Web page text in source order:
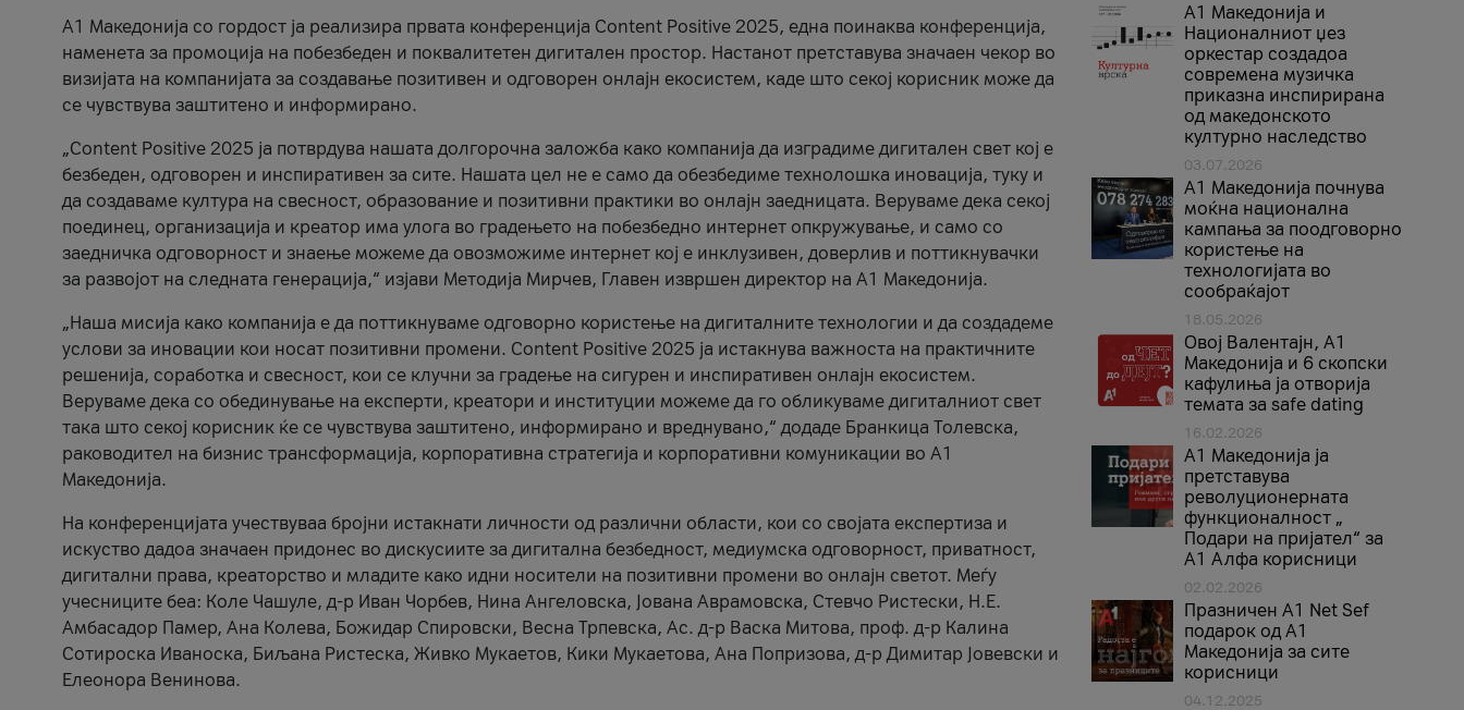
А1 Македонија со гордост ја реализира првата конференција Content Positive 2025, една поинаква конференција,
наменета за промоција на побезбеден и поквалитетен дигитален простор. Настанот претставува значаен чекор во
визијата на компанијата за создавање позитивен и одговорен онлајн екосистем, каде што секој корисник може да
се чувствува заштитено и информирано.
„Content Positive 2025 ја потврдува нашата долгорочна заложба како компанија да изградиме дигитален свет кој е
безбеден, одговорен и инспиративен за сите. Нашата цел не е само да обезбедиме технолошка иновација, туку и
да создаваме култура на свесност, образование и позитивни практики во онлајн заедницата. Веруваме дека секој
поединец, организација и креатор има улога во градењето на побезбедно интернет опкружување, и само со
заедничка одговорност и знаење можеме да овозможиме интернет кој е инклузивен, доверлив и поттикнувачки
за развојот на следната генерација,“ изјави Методија Мирчев, Главен извршен директор на А1 Македонија.
„Наша мисија како компанија е да поттикнуваме одговорно користење на дигиталните технологии и да создадеме
услови за иновации кои носат позитивни промени. Content Positive 2025 ја истакнува важноста на практичните
решенија, соработка и свесност, кои се клучни за градење на сигурен и инспиративен онлајн екосистем.
Веруваме дека со обединување на експерти, креатори и институции можеме да го обликуваме дигиталниот свет
така што секој корисник ќе се чувствува заштитено, информирано и вреднувано,“ додаде Бранкица Толевска,
раководител на бизнис трансформација, корпоративна стратегија и корпоративни комуникации во А1
Македонија.
На конференцијата учествуваа бројни истакнати личности од различни области, кои со својата експертиза и
искуство дадоа значаен придонес во дискусиите за дигитална безбедност, медиумска одговорност, приватност,
дигитални права, креаторство и младите како идни носители на позитивни промени во онлајн светот. Меѓу
учесниците беа: Коле Чашуле, д-р Иван Чорбев, Нина Ангеловска, Јована Аврамовска, Стевчо Ристески, Н.Е.
Амбасадор Памер, Ана Колева, Божидар Спировски, Весна Трпевска, Ас. д-р Васка Митова, проф. д-р Калина
Сотироска Иваноска, Биљана Ристеска, Живко Мукаетов, Кики Мукаетова, Ана Попризова, д-р Димитар Јовевски и
Елеонора Венинова.
А1 Македонија и
Националниот џез
оркестар создадоа
современа музичка
приказна инспирирана
од македонското
културно наследство
03.07.2026
A1 Македонија почнува
моќна национална
кампања за поодговорно
користење на
технологијата во
сообраќајот
18.05.2026
Овој Валентајн, A1
Македонија и 6 скопски
кафулиња ја отворија
темата за safe dating
16.02.2026
А1 Македонија ја
претставува
револуционерната
функционалност „
Подари на пријател“ за
А1 Алфа корисници
02.02.2026
Празничен A1 Net Sеf
подарок од А1
Македонија за сите
корисници
04.12.2025